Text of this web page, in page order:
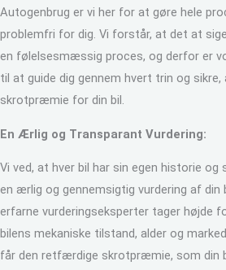
Autogenbrug er vi her for at gøre hele
problemfri for dig. Vi forstår, at det at
en følelsesmæssig proces, og derfor er
til at guide dig gennem hvert trin og
skrotpræmie for din bil.
En Ærlig og Transparant Vurdering:
Vi ved, at hver bil har sin egen historie og
en ærlig og gennemsigtig vurdering af din
erfarne vurderingseksperter tager højde
bilens mekaniske tilstand, alder og
får den retfærdige skrotpræmie, som din